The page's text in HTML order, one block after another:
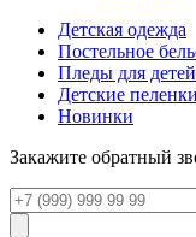
Детская одежда
Постельное
Пледы для детей
Детские пеленки
Новинки
Закажите обратный